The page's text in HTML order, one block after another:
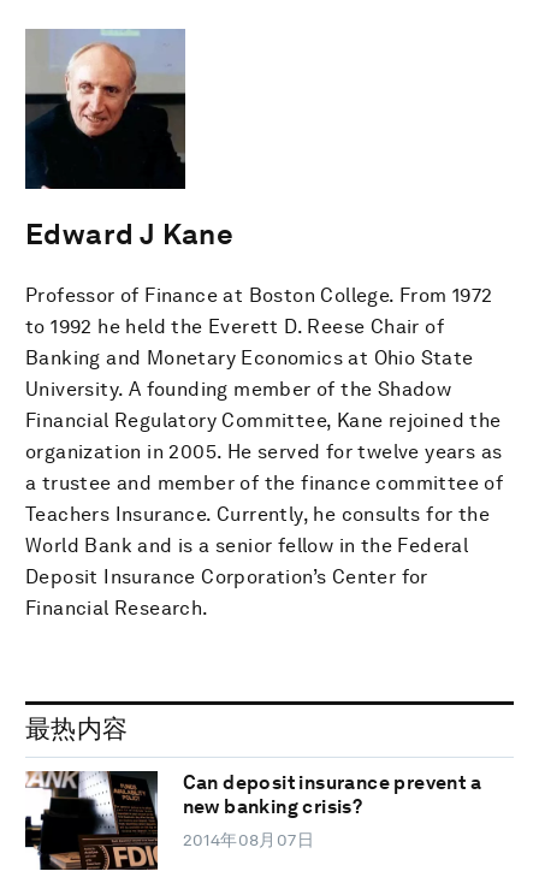
Edward J Kane
Professor of Finance at Boston College. From 1972
to 1992 he held the Everett D. Reese Chair of
Banking and Monetary Economics at Ohio State
University. A founding member of the Shadow
Financial Regulatory Committee, Kane rejoined the
organization in 2005. He served for twelve years as
a trustee and member of the finance committee of
Teachers Insurance. Currently, he consults for the
World Bank and is a senior fellow in the Federal
Deposit Insurance Corporation’s Center for
Financial Research.
最热内容
Can deposit insurance prevent a
new banking crisis?
2014年08月07日